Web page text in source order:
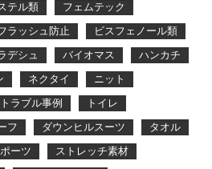
テル類
フェムテック
ラッシュ防止
ビスフェノール類
デシュ バイオマス
ハンカチ
ネクタイ
ニット
トラブル事例
トイレ
フ ダウンヒルスーツ
タオル
ーツ
ストレッチ素材